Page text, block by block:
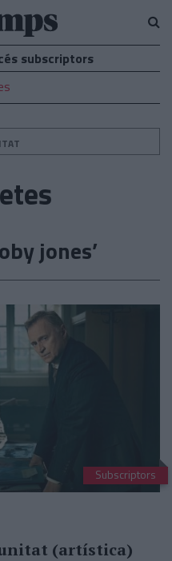
subscriptors
jones’
Subscriptors
(artística)